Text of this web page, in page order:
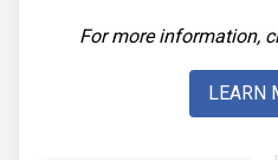
For more information,
LEARN